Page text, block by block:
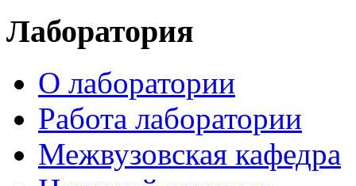
Лаборатория
О лаборатории
Работа лаборатории
Межвузовская кафедра